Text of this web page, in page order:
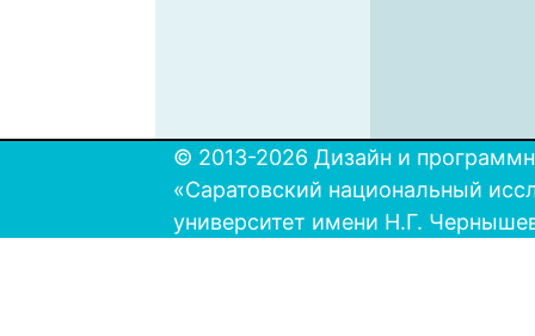
© 2013-2026 Дизайн и
«Саратовский национальный
университет имени Н.Г.